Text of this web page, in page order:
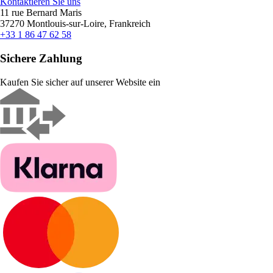
11 rue Bernard Maris
37270 Montlouis-sur-Loire, Frankreich
+33 1 86 47 62 58
Sichere Zahlung
Kaufen Sie sicher auf unserer Website ein